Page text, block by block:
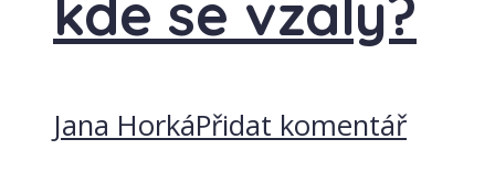
kde se vzaly?
Jana HorkáPřidat komentář